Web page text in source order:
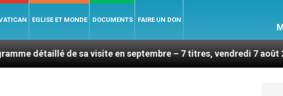
EGLISE ET MONDE DOCUMENTS FAIRE UN DON
sa visite en septembre – 7 titres, vendredi 7 août 2026